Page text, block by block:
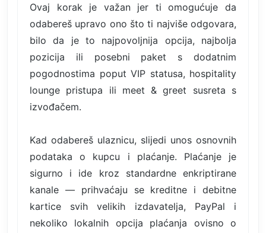
Ovaj korak je važan jer ti omogućuje da
odabereš upravo ono što ti najviše odgovara,
bilo da je to najpovoljnija opcija, najbolja
pozicija ili posebni paket s dodatnim
pogodnostima poput VIP statusa, hospitality
lounge pristupa ili meet & greet susreta s
izvođačem.
Kad odabereš ulaznicu, slijedi unos osnovnih
podataka o kupcu i plaćanje. Plaćanje je
sigurno i ide kroz standardne enkriptirane
kanale — prihvaćaju se kreditne i debitne
kartice svih velikih izdavatelja, PayPal i
nekoliko lokalnih opcija plaćanja ovisno o